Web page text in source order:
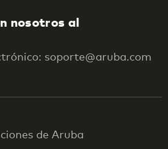
nosotros al
soporte@aruba.com
de Aruba